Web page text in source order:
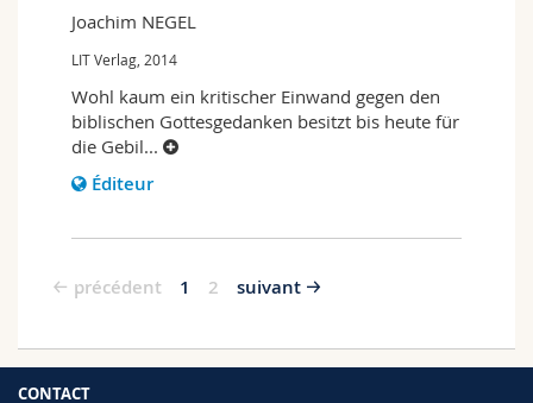
Joachim NEGEL
LIT Verlag, 2014
Wohl kaum ein kritischer Einwand gegen den
biblischen Gottesgedanken besitzt bis heute für
die Gebil...
Éditeur
précédent 1 2 suivant
CONTACT